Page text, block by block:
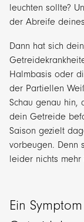
leuchten sollte?
der Abreife
Dann hat sich
Halmbasis oder
der Partiellen
Schau genau hin,
dein Getreide
Saison gezielt
vorbeugen. Denn
leider nichts mehr
Ein